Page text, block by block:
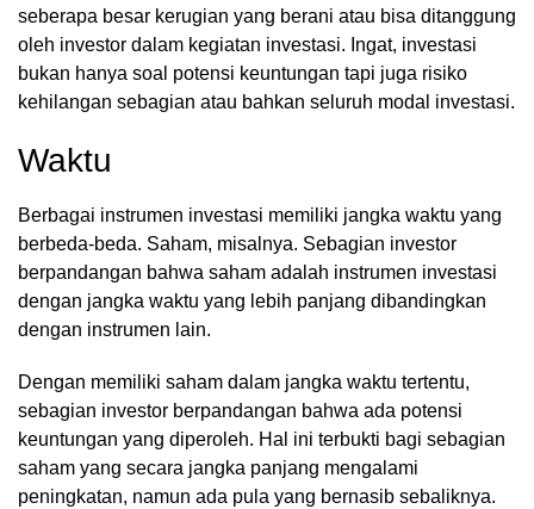
seberapa besar kerugian yang berani atau bisa ditanggung
oleh investor dalam kegiatan investasi. Ingat, investasi
bukan hanya soal potensi keuntungan tapi juga risiko
kehilangan sebagian atau bahkan seluruh modal investasi.
Waktu
Berbagai instrumen investasi memiliki jangka waktu yang
berbeda-beda. Saham, misalnya. Sebagian investor
berpandangan bahwa saham adalah instrumen investasi
dengan jangka waktu yang lebih panjang dibandingkan
dengan instrumen lain.
Dengan memiliki saham dalam jangka waktu tertentu,
sebagian investor berpandangan bahwa ada potensi
keuntungan yang diperoleh. Hal ini terbukti bagi sebagian
saham yang secara jangka panjang mengalami
peningkatan, namun ada pula yang bernasib sebaliknya.